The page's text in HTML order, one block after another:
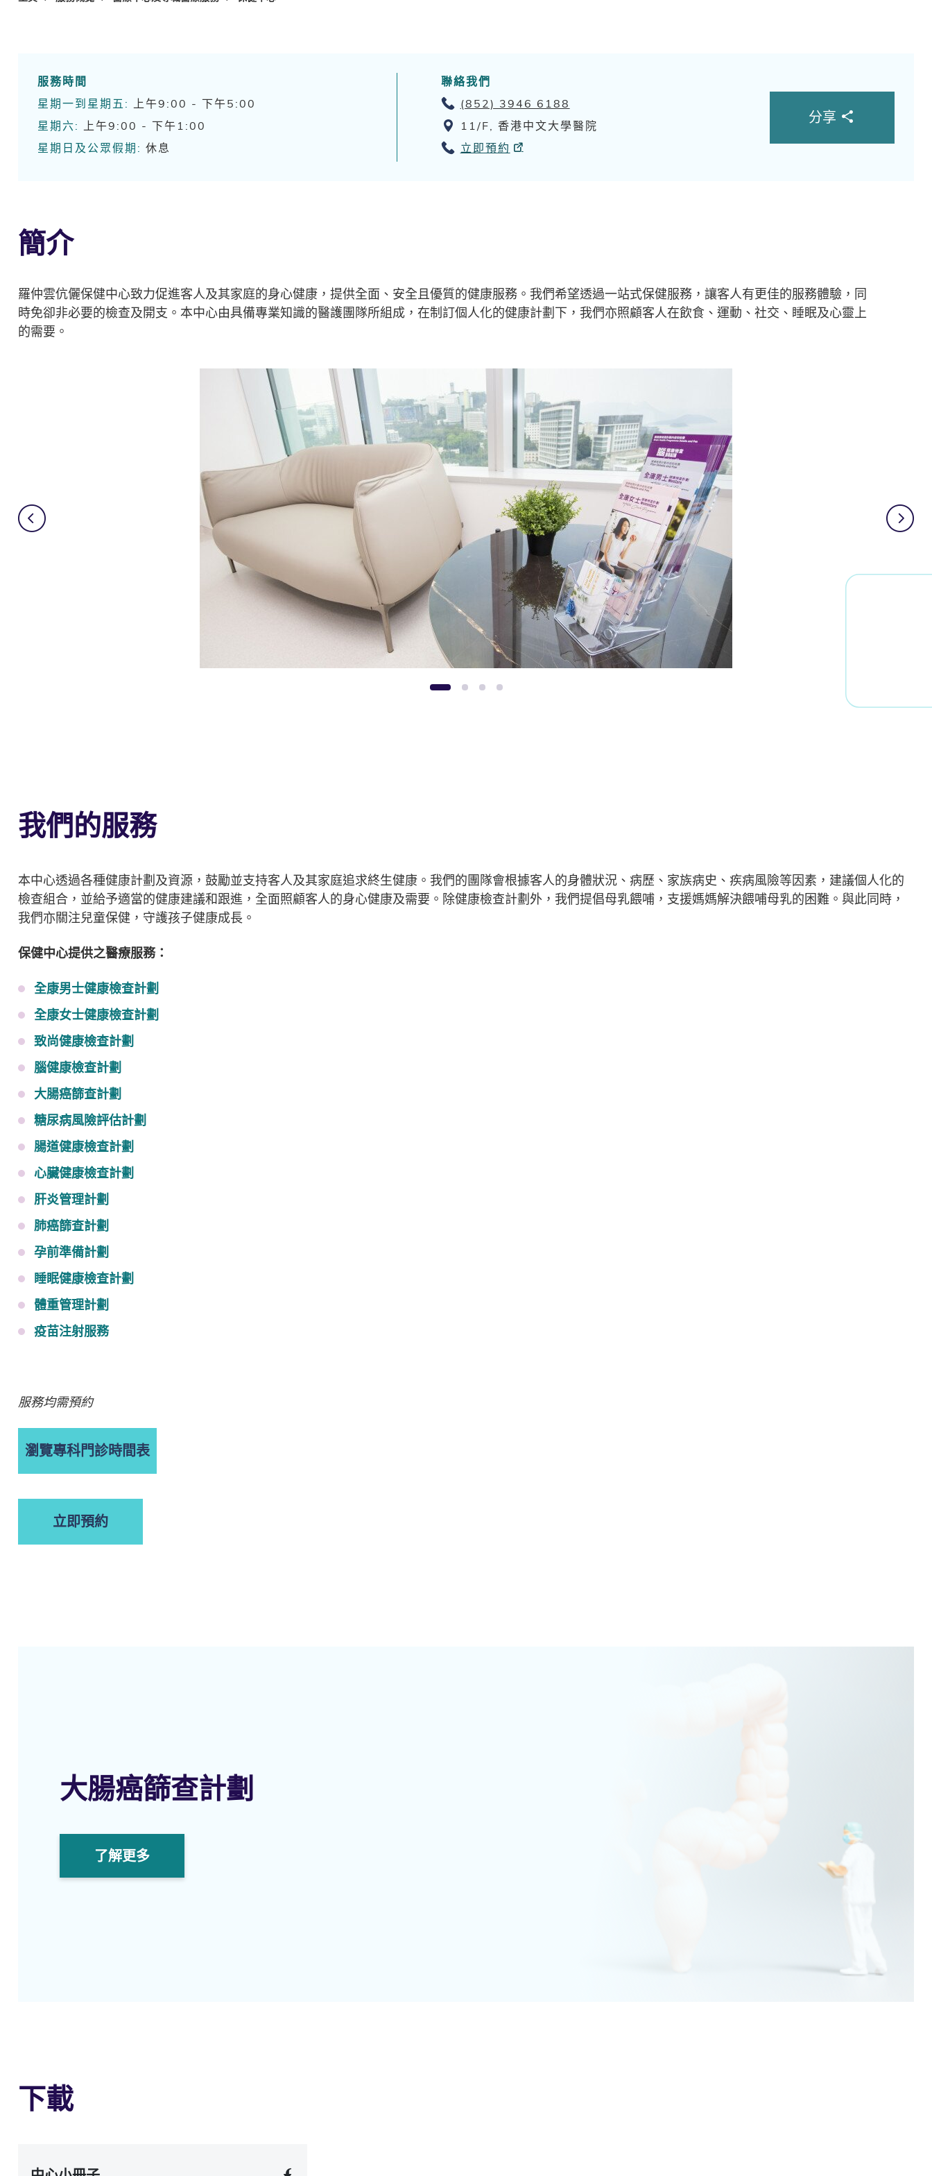
服務時間
星期一到星期五: 上午9:00 - 下午5:00
星期六: 上午9:00 - 下午1:00
星期日及公眾假期: 休息
聯絡我們
(852) 3946 6188
11/F, 香港中文大學醫院
立即預約
分享
簡介
羅仲雲伉儷保健中心致力促進客人及其家庭的身心健康，提供全面、安全且優質的健康服務。我們希望透過一站式保健服務，讓客人有更佳的服務體驗，同
時免卻非必要的檢查及開支。本中心由具備專業知識的醫護團隊所組成，在制訂個人化的健康計劃下，我們亦照顧客人在飲食、運動、社交、睡眠及心靈上
的需要。
1 2 3 4
我們的服務
本中心透過各種健康計劃及資源，鼓勵並支持客人及其家庭追求終生健康。我們的團隊會根據客人的身體狀況、病歷、家族病史、疾病風險等因素，建議個人化的
檢查組合，並給予適當的健康建議和跟進，全面照顧客人的身心健康及需要。除健康檢查計劃外，我們提倡母乳餵哺，支援媽媽解決餵哺母乳的困難。與此同時，
我們亦關注兒童保健，守護孩子健康成長。
保健中心提供之醫療服務：
全康男士健康檢查計劃
全康女士健康檢查計劃
致尚健康檢查計劃
腦健康檢查計劃
大腸癌篩查計劃
糖尿病風險評估計劃
腸道健康檢查計劃
心臟健康檢查計劃
肝炎管理計劃
肺癌篩查計劃
孕前準備計劃
睡眠健康檢查計劃
體重管理計劃
疫苗注射服務
服務均需預約
瀏覽專科門診時間表
立即預約
大腸癌篩查計劃
了解更多
下載